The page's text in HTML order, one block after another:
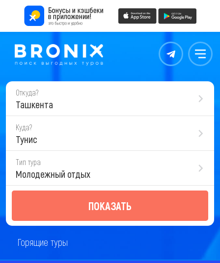
Контакты Меню
Откуда?
Ташкента
Куда?
Тунис
Тип тура
Молодежный отдых
ПОКАЗАТЬ
Горящие туры